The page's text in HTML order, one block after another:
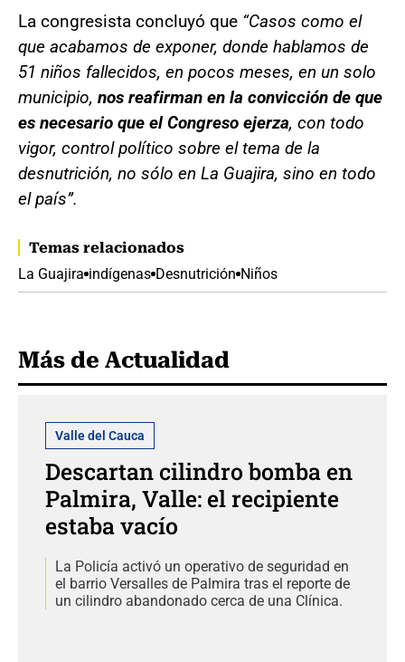
La congresista concluyó que “Casos como el
que acabamos de exponer, donde hablamos de
51 niños fallecidos, en pocos meses, en un solo
municipio, nos reafirman en la convicción de que
es necesario que el Congreso ejerza, con todo
vigor, control político sobre el tema de la
desnutrición, no sólo en La Guajira, sino en todo
el país”.
Temas relacionados
La Guajira indígenas Desnutrición Niños
Más de Actualidad
Valle del Cauca
Descartan cilindro bomba en
Palmira, Valle: el recipiente
estaba vacío
La Policía activó un operativo de seguridad en
el barrio Versalles de Palmira tras el reporte de
un cilindro abandonado cerca de una Clínica.